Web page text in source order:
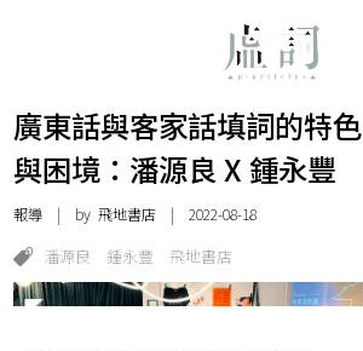
廣東話與客家話填詞的特色
與困境：潘源良 X 鍾永豐
報導 | by 飛地書店 | 2022-08-18
潘源良 鍾永豐 飛地書店